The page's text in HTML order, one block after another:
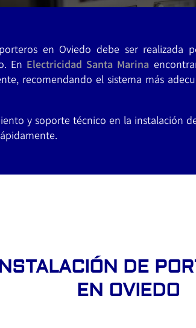
en Oviedo debe ser realizada
En Electricidad Santa Marina
recomendando el sistema más
y soporte técnico en la instalación
DE
EN OVIEDO